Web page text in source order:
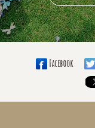
Facebook